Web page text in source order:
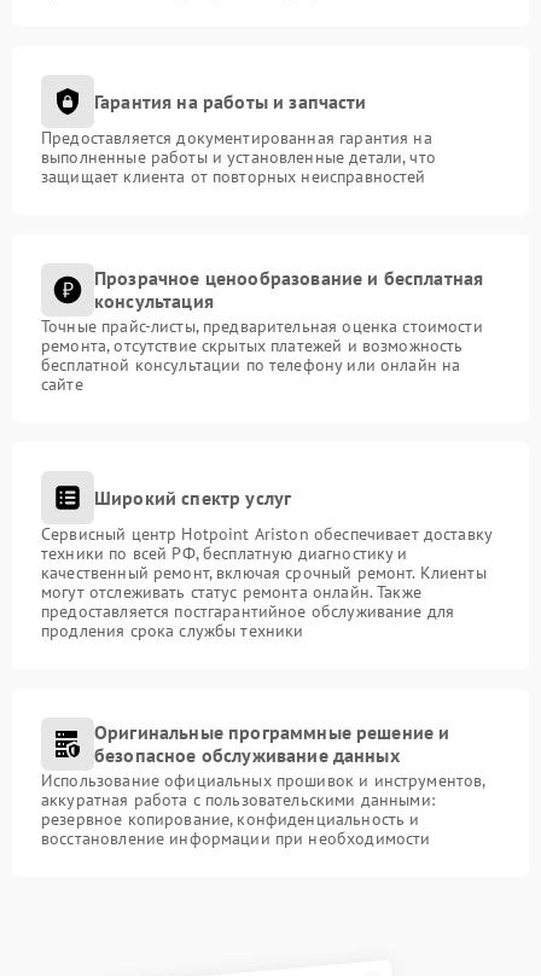
Гарантия на работы и запчасти
Предоставляется документированная гарантия на
выполненные работы и установленные детали, что
защищает клиента от повторных неисправностей
Прозрачное ценообразование и бесплатная
консультация
Точные прайс-листы, предварительная оценка стоимости
ремонта, отсутствие скрытых платежей и возможность
бесплатной консультации по телефону или онлайн на
сайте
Широкий спектр услуг
Сервисный центр Hotpoint Ariston обеспечивает доставку
техники по всей РФ, бесплатную диагностику и
качественный ремонт, включая срочный ремонт. Клиенты
могут отслеживать статус ремонта онлайн. Также
предоставляется постгарантийное обслуживание для
продления срока службы техники
Оригинальные программные решение и
безопасное обслуживание данных
Использование официальных прошивок и инструментов,
аккуратная работа с пользовательскими данными:
резервное копирование, конфиденциальность и
восстановление информации при необходимости